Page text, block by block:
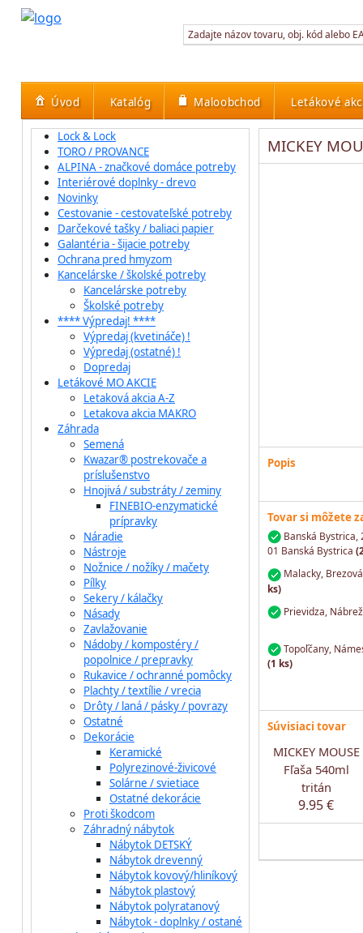
Úvod Katalóg Maloobchod Letákové
Lock & Lock
TORO / PROVANCE
ALPINA - značkové domáce potreby
Interiérové doplnky - drevo
Novinky
Cestovanie - cestovateľské potreby
Darčekové tašky / baliaci papier
Galantéria - šijacie potreby
Ochrana pred hmyzom
Kancelárske / školské potreby
Kancelárske potreby
Školské potreby
**** Výpredaj! ****
Výpredaj (kvetináče) !
Výpredaj (ostatné) !
Dopredaj
Letákové MO AKCIE
Letaková akcia A-Z
Letakova akcia MAKRO
Záhrada
Semená
Kwazar® postrekovače a
príslušenstvo
Hnojivá / substráty / zeminy
FINEBIO-enzymatické
prípravky
Náradie
Nástroje
Nožnice / nožíky / mačety
Pílky
Sekery / kálačky
Násady
Zavlažovanie
Nádoby / kompostéry /
popolnice / prepravky
Rukavice / ochranné pomôcky
Plachty / textílie / vrecia
Drôty / laná / pásky / povrazy
Ostatné
Dekorácie
Keramické
Polyrezinové-živicové
Solárne / svietiace
Ostatné dekorácie
Proti škodcom
Záhradný nábytok
Nábytok DETSKÝ
Nábytok drevenný
Nábytok kovový/hliníkový
Nábytok plastový
Nábytok polyratanový
Nábytok - doplnky / ostané
MICKEY
Popis
Tovar si môžete
Banská Bystrica,
01 Banská Bystrica
Malacky,
ks)
Prievidza,
Topoľčany,
(1 ks)
Súvisiaci tovar
MICKEY MOUSE
Fľaša 540ml
tritán
9.95 €